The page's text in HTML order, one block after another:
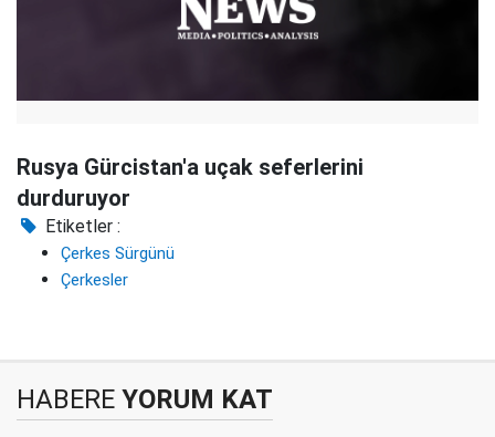
Rusya Gürcistan'a uçak seferlerini
durduruyor
Etiketler :
Çerkes Sürgünü
Çerkesler
HABERE YORUM KAT